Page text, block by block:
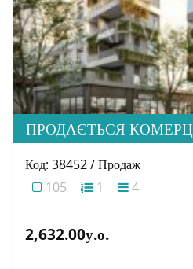
Код: 38452 / Продаж
105
1 4
2,632.00у.о.